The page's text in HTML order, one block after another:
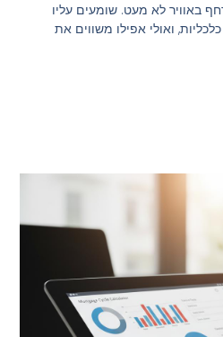
באוויר לא מעט. שומעים עליו
ואולי אפילו משווים את